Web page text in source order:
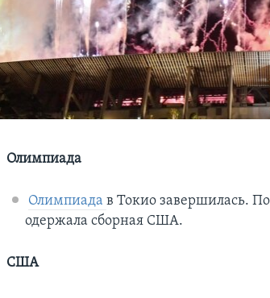
Олимпиада
Олимпиада в Токио завершилась.
одержала сборная США.
США